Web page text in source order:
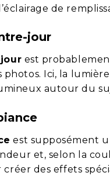
de
jour
est
Ici, la
autour du
est supposément
et, selon la
des effets